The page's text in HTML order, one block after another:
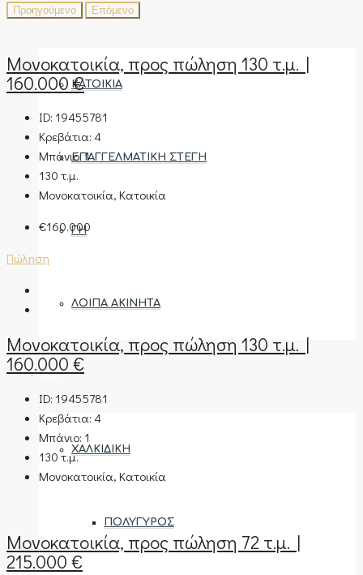
ΤΎΠΟΣ ΑΚΙΝΉΤΟΥ
ΚΑΤΟΙΚΊΑ
ΕΠΑΓΓΕΛΜΑΤΙΚΉ ΣΤΈΓΗ
ΓΗ
ΛΟΙΠΆ ΑΚΊΝΗΤΑ
ΧΑΛΚΙΔΙΚΉ
ΠΟΛΎΓΥΡΟΣ
Προηγούμενο Επόμενο
Μονοκατοικία, προς πώληση 130 τ.μ. |
160.000 €
ID: 19455781
Κρεβάτια: 4
Μπάνιο:1
130 τ.μ.
Μονοκατοικία, Κατοικία
€160.000
Πώληση
Μονοκατοικία, προς πώληση 130 τ.μ. |
160.000 €
ID: 19455781
Κρεβάτια: 4
Μπάνιο: 1
130 τ.μ.
Μονοκατοικία, Κατοικία
Μονοκατοικία, προς πώληση 72 τ.μ. |
215.000 €